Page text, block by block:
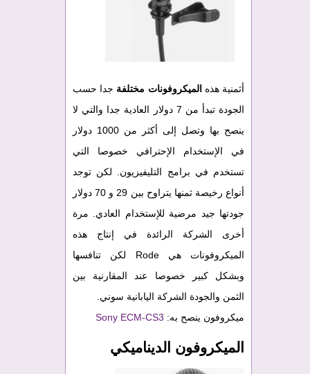
أثمنية هذه الميكروفونات مختلفة جدا حسب
الجودة تبدأ من 7 دولار العادية جدا والتي لا
ينصح بها وتصل إلى أكثر من 1000 دولار
في الإستخدام الإحترافي خصوصا التي
تستخدم في برامج التليفيزيون. لكن توجد
أنواع رخيصة ثمنها يتراوح بين 29 و 70 دولار
جودتها جيد مرضية للإستخدام العادي. مرة
أخرى الشركة الرائدة في إنتاج هذه
الميكروفونات هي Rode لكن تنافسها
وبشكل كبير خصوصا عند المقارنية بين
الثمن والجودة الشركة اليابانية سوني.
ميكروفون ينصح به: Sony ECM-CS3
الميكروفون الديناميكي